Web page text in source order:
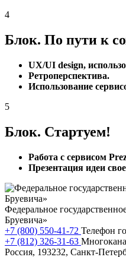
4
Блок. По пути к
UX/UI design,
Ретроперспектива.
Использование
5
Блок. Стартуем!
Работа с сервисом
Презентация идеи
Федеральное
Бруевича»
+7 (800) 550-41-72 Телефон
+7 (812) 326-31-63
Россия, 193232, Санкт-